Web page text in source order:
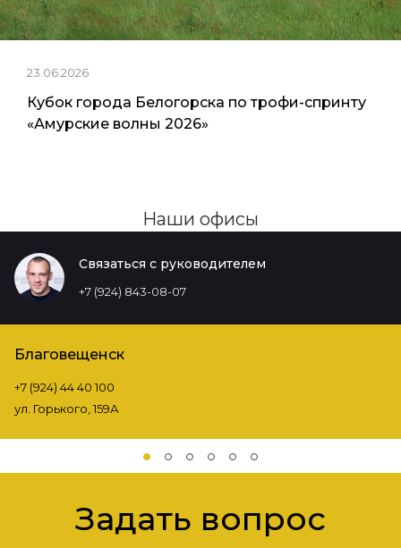
23.06.2026
Кубок города Белогорска по трофи-спринту
«Амурские волны 2026»
Наши офисы
Связаться с руководителем
+7 (924) 843-08-07
Благовещенск
+7 (924) 44 40 100
ул. Горького, 159А
Задать вопрос